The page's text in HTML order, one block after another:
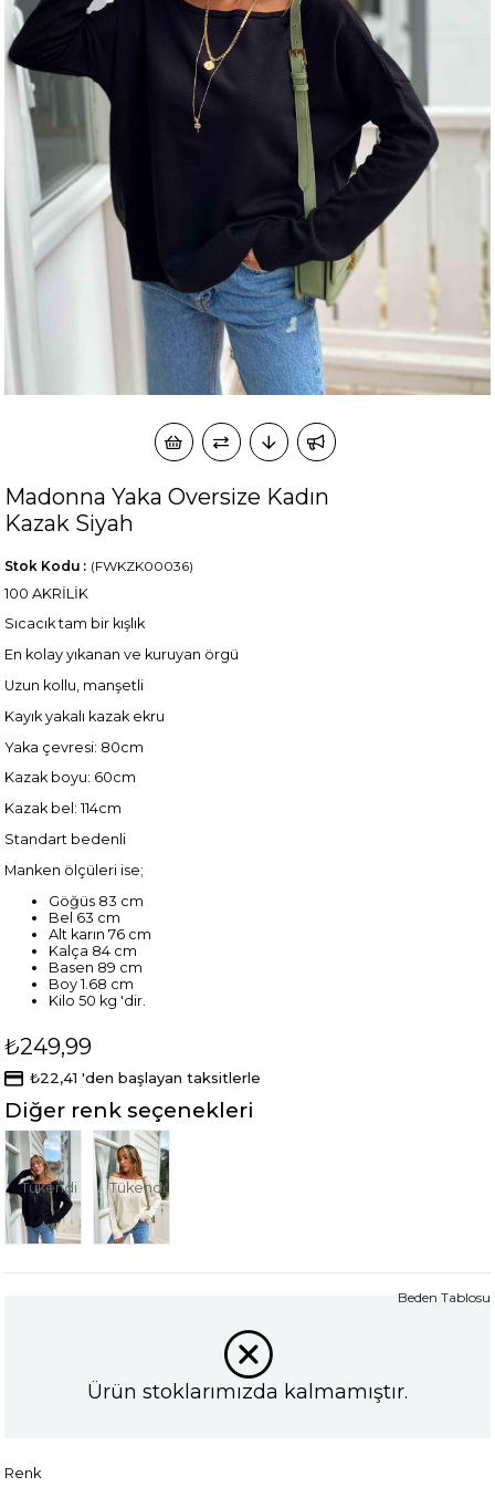
Madonna Yaka Oversize Kadın
Kazak Siyah
(FWKZK00036)
Stok Kodu
100 AKRİLİK
Sıcacık tam bir kışlık
En kolay yıkanan ve kuruyan örgü
Uzun kollu, manşetli
Kayık yakalı kazak ekru
Yaka çevresi: 80cm
Kazak boyu: 60cm
Kazak bel: 114cm
Standart bedenli
Manken ölçüleri ise;
Göğüs 83 cm
Bel 63 cm
Alt karın 76 cm
Kalça 84 cm
Basen 89 cm
Boy 1.68 cm
Kilo 50 kg 'dir.
₺249,99
₺22,41 'den başlayan taksitlerle
Diğer renk seçenekleri
Tükendi Tükendi
Ürün stoklarımızda kalmamıştır.
Renk
Beden Tablosu
okudum onay veriyorum.
KVKK kapsamında tarafınızca korunmasını, sms ve
WhatsApp üzerinden bilgilendirmeleri almayı
kabul ediyorum.
Çevir Kazan